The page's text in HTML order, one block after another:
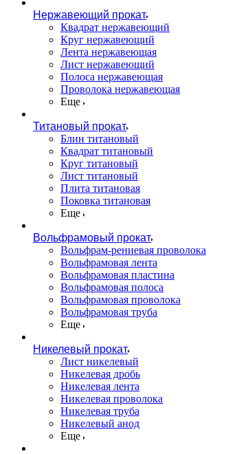
Нержавеющий прокат
Квадрат нержавеющий
Круг нержавеющий
Лента нержавеющая
Лист нержавеющий
Полоса нержавеющая
Проволока нержавеющая
Еще
Титановый прокат
Блин титановый
Квадрат титановый
Круг титановый
Лист титановый
Плита титановая
Поковка титановая
Еще
Вольфрамовый прокат
Вольфрам-рениевая проволока
Вольфрамовая лента
Вольфрамовая пластина
Вольфрамовая полоса
Вольфрамовая проволока
Вольфрамовая труба
Еще
Никелевый прокат
Лист никелевый
Никелевая дробь
Никелевая лента
Никелевая проволока
Никелевая труба
Никелевый анод
Еще